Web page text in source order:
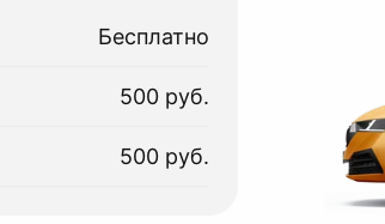
Бесплатно
500 руб.
500 руб.